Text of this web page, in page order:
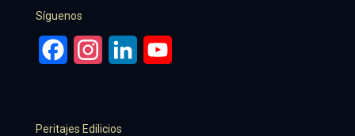
Síguenos
FacebookInstagramLinkedIn
Peritajes Edilicios